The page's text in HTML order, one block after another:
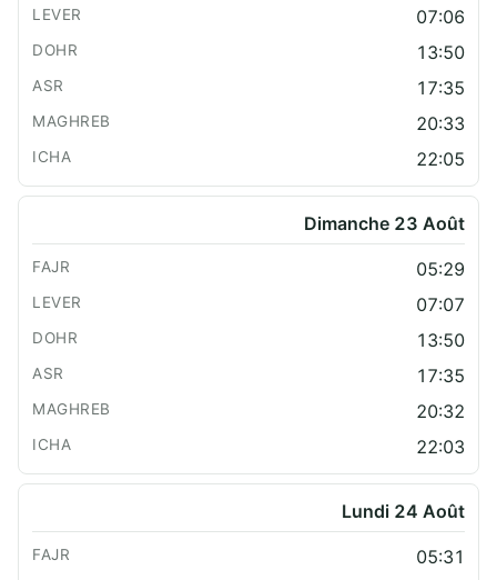
07:06
13:50
17:35
20:33
22:05
Dimanche 23 Août
05:29
07:07
13:50
17:35
20:32
22:03
Lundi 24 Août
05:31